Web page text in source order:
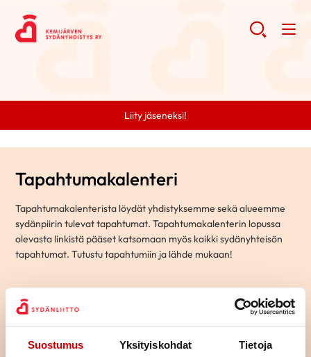
Suostumus Yksityiskohdat Tietoja
Liity jäseneksi!
Tapahtumakalenteri
Tapahtumakalenterista löydät yhdistyksemme sekä alueemme
sydänpiirin tulevat tapahtumat. Tapahtumakalenterin lopussa
olevasta linkistä pääset katsomaan myös kaikki sydänyhteisön
tapahtumat. Tutustu tapahtumiin ja lähde mukaan!
Hae